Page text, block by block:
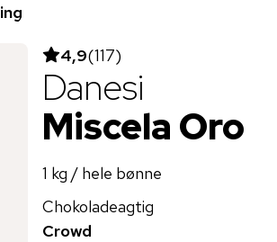
4,9(117)
Danesi
Miscela Oro
1 kg / hele bønne
Chokoladeagtig
Crowd